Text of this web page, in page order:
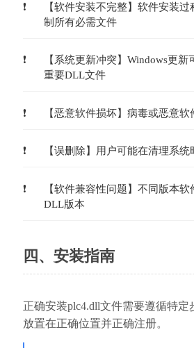
【软件安装不完整】软件安装
制所有必需文件
【系统更新冲突】Windows更
重要DLL文件
【恶意软件损坏】病毒或恶意
【误删除】用户可能在清理系
【软件兼容性问题】不同版本
DLL版本
四、安装指南
正确安装plc4.dll文件需要遵循特定
放置在正确位置并正确注册。